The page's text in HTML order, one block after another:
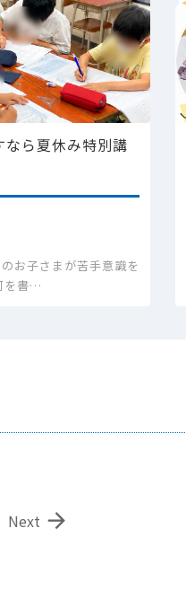
ら夏休み特別講
お子さまが苦手意識を
を書…

Next